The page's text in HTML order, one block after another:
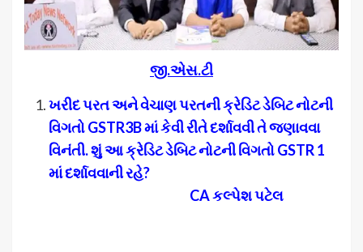
જી.એસ.ટી
ખરીદ પરત અને વેચાણ પરતની ક્રેડિટ ડેબિટ નોટની
વિગતોGSTR3Bમાં કેવી રીતે દર્શાવવી તે જણાવવા
વિનંતી. શું આ ક્રેડિટ ડેબિટ નોટની વિગતોGSTR1
માં દર્શાવવાની રહે?
CAકલ્પેશ પટેલ